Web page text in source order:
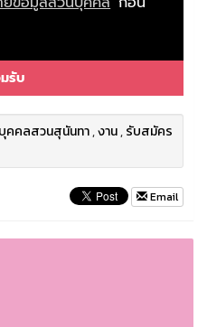
คคลสวนสุนันทา,งาน,รับสมัคร
Email